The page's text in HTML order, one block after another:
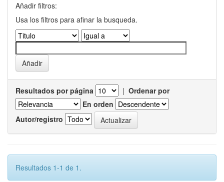
Añadir filtros:
Usa los filtros para afinar la busqueda.
Resultados por página | Ordenar por
En orden
Autor/registro
Resultados 1-1 de 1.